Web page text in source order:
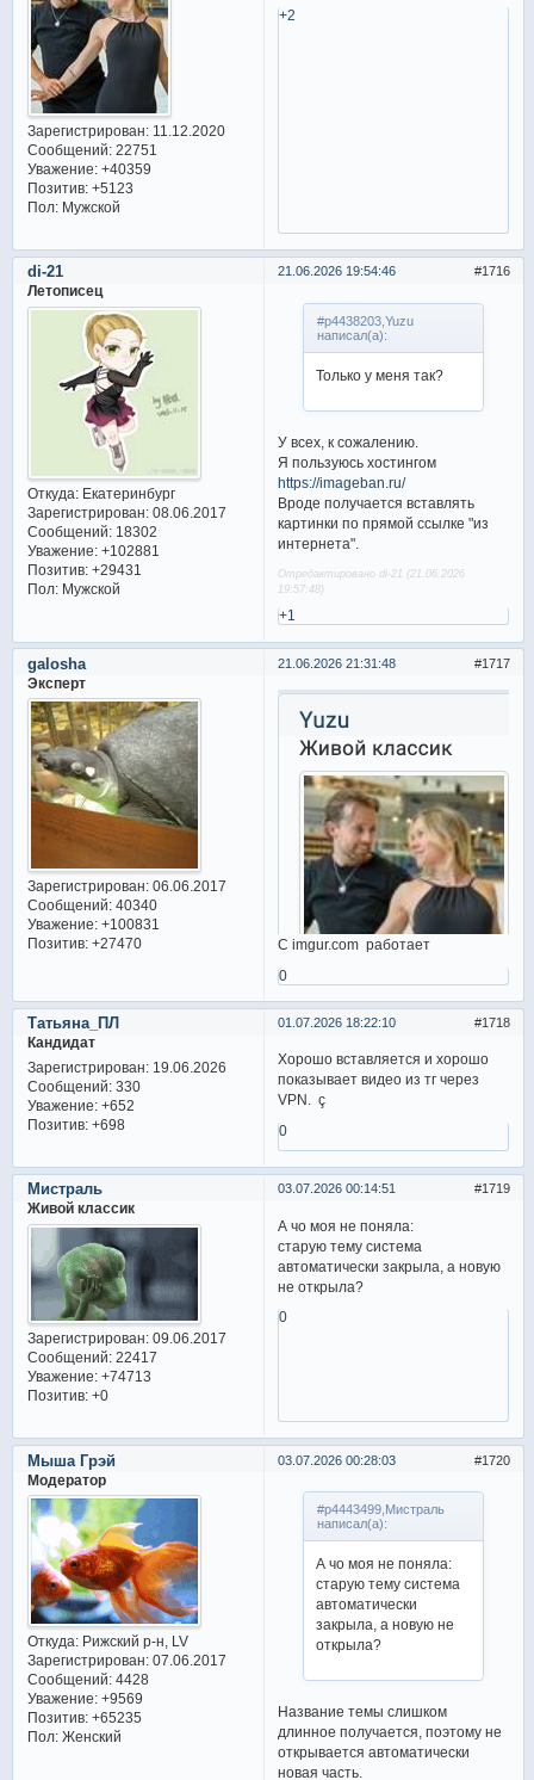
Зарегистрирован: 11.12.2020
Сообщений:22751
Уважение: +40359
Позитив: +5123
Пол:Мужской
+2
1716
21.06.2026 19:54:46
di-21
Летописец
Откуда:Екатеринбург
Зарегистрирован: 08.06.2017
Сообщений:18302
Уважение: +102881
Позитив: +29431
Пол:Мужской
#p4438203,Yuzu
написал(а):
Только у меня так?
У всех, к сожалению.
Я пользуюсь хостингом
https://imageban.ru/
Вроде получается вставлять
картинки по прямой ссылке "из
интернета".
Отредактировано di-21 (21.06.2026
19:57:48)
+1
1717
21.06.2026 21:31:48
galosha
Эксперт
Зарегистрирован: 06.06.2017
Сообщений:40340
Уважение: +100831
Позитив: +27470
С imgur.com работает
0
1718
01.07.2026 18:22:10
Татьяна_ПЛ
Кандидат
Зарегистрирован: 19.06.2026
Сообщений:330
Уважение: +652
Позитив: +698
Хорошо вставляется и хорошо
показывает видео из тг через
VPN. ç
0
1719
03.07.2026 00:14:51
Мистраль
Живой классик
Зарегистрирован: 09.06.2017
Сообщений:22417
Уважение: +74713
Позитив: +0
А чо моя не поняла:
старую тему система
автоматически закрыла, а новую
не открыла?
0
1720
03.07.2026 00:28:03
Мыша Грэй
Модератор
Откуда:Рижский р-н, LV
Зарегистрирован: 07.06.2017
Сообщений:4428
Уважение: +9569
Позитив: +65235
Пол:Женский
#p4443499,Мистраль
написал(а):
А чо моя не поняла:
старую тему система
автоматически
закрыла, а новую не
открыла?
Название темы слишком
длинное получается, поэтому не
открывается автоматически
новая часть.